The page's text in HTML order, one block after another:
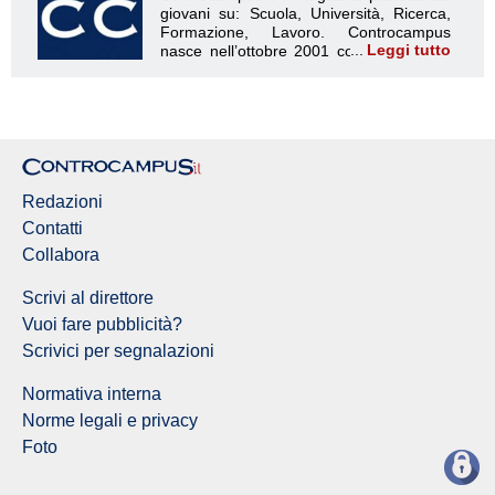
Leggi tutto
Redazioni
Contatti
Collabora
Scrivi al direttore
Vuoi fare pubblicità?
Scrivici per segnalazioni
Normativa interna
Norme legali e privacy
Foto